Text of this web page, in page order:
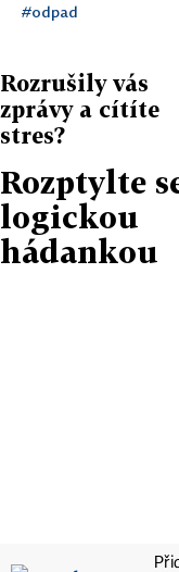
#odpad
Rozrušily vás
zprávy a cítíte
stres?
Rozptylte
logickou
hádankou